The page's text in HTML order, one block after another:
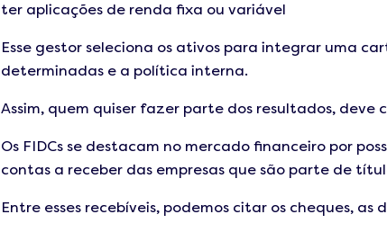
ter aplicações de renda fixa ou variável
Esse gestor seleciona os ativos para integrar uma
determinadas e a política interna.
Assim, quem quiser fazer parte dos resultados, deve
Os FIDCs se destacam no mercado financeiro por
contas a receber das empresas que são parte de
Entre esses recebíveis, podemos citar os cheques, as